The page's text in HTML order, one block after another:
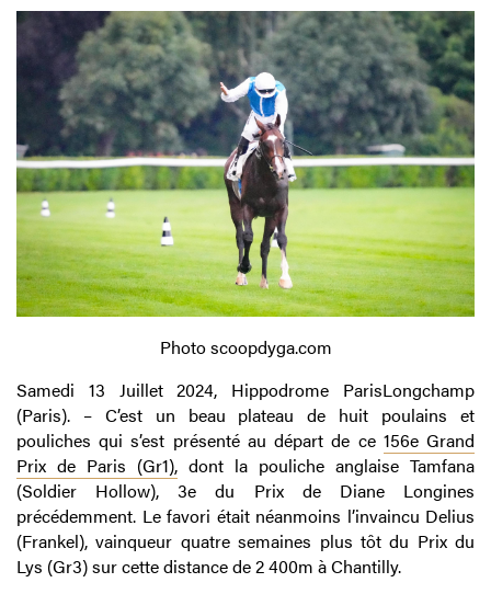
Photo scoopdyga.com
Samedi 13 Juillet 2024, Hippodrome ParisLongchamp
(Paris). – C’est un beau plateau de huit poulains et
pouliches qui s’est présenté au départ de ce 156e Grand
Prix de Paris (Gr1), dont la pouliche anglaise Tamfana
(Soldier Hollow), 3e du Prix de Diane Longines
précédemment. Le favori était néanmoins l’invaincu Delius
(Frankel), vainqueur quatre semaines plus tôt du Prix du
Lys (Gr3) sur cette distance de 2 400m à Chantilly.